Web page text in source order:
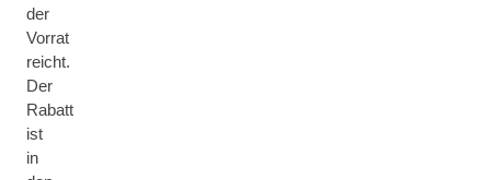
der
Vorrat
reicht.
Der
Rabatt
ist
in